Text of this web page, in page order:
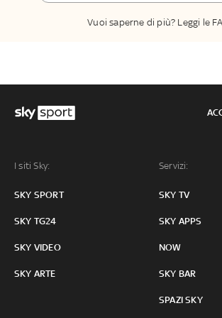
Vuoi saperne di più? Leggi le
I siti Sky:
SKY SPORT
SKY TG24
SKY VIDEO
SKY ARTE
Servizi:
SKY TV
SKY APPS
NOW
SKY BAR
SPAZI SKY